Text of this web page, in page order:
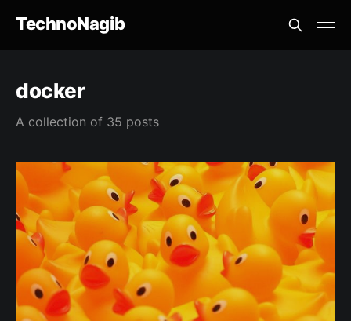
TechnoNagib
docker
A collection of 35 posts